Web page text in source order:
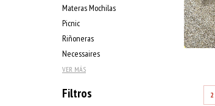
Materas Mochilas
Picnic
Riñoneras
Necessaires
VER MÁS
Filtros 2